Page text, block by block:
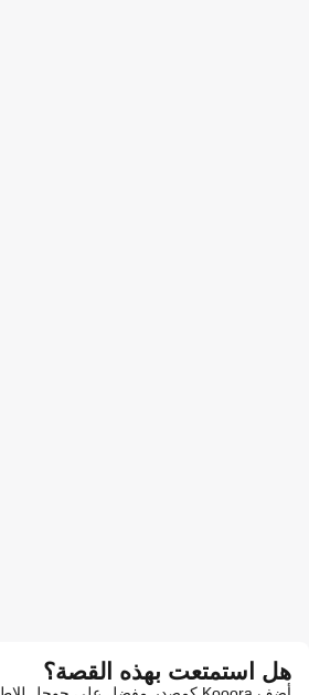
هل استمتعت بهذه القصة؟